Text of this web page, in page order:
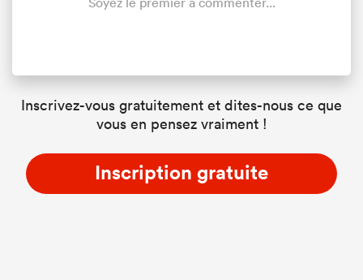
Inscrivez-vous gratuitement et dites-nous ce que
vous en pensez vraiment !
Inscription gratuite